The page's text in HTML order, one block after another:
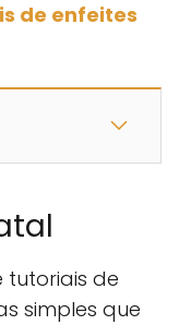
de enfeites
tutoriais de
simples que